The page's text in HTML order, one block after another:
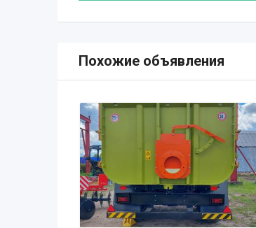
Похожие объявления